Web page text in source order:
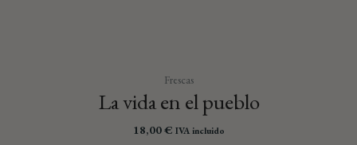
Frescas
La vida en el pueblo
18,00€ IVA incluido